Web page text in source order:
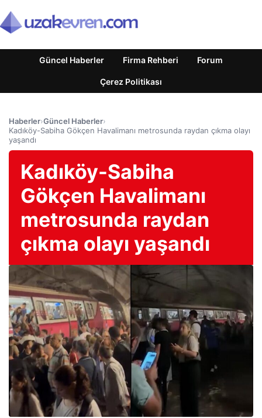
Güncel Haberler Firma Rehberi Forum
Çerez Politikası
Haberler›Güncel Haberler›
Kadıköy-Sabiha Gökçen Havalimanı metrosunda raydan çıkma olayı
yaşandı
Kadıköy-Sabiha
Gökçen Havalimanı
metrosunda raydan
çıkma olayı yaşandı